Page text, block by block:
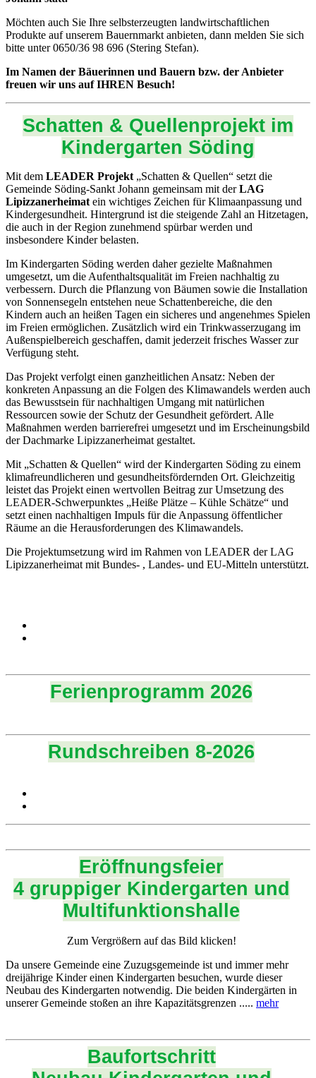
Möchten auch Sie Ihre selbsterzeugten landwirtschaftlichen
Produkte auf unserem Bauernmarkt anbieten, dann melden Sie sich
bitte unter 0650/36 98 696 (Stering Stefan).
Im Namen der Bäuerinnen und Bauern bzw. der Anbieter
freuen wir uns auf IHREN Besuch!
Schatten & Quellenprojekt im
Kindergarten Söding
Mit dem LEADER Projekt „Schatten & Quellen“ setzt die
Gemeinde Söding-Sankt Johann gemeinsam mit derLAG
Lipizzanerheimat ein wichtiges Zeichen für Klimaanpassung und
Kindergesundheit. Hintergrund ist die steigende Zahl an Hitzetagen,
die auch in der Region zunehmend spürbar werden und
insbesondere Kinder belasten.
Im Kindergarten Söding werden daher gezielte Maßnahmen
umgesetzt, um die Aufenthaltsqualität im Freien nachhaltig zu
verbessern. Durch die Pflanzung von Bäumen sowie die Installation
von Sonnensegeln entstehen neue Schattenbereiche, die den
Kindern auch an heißen Tagen ein sicheres und angenehmes Spielen
im Freien ermöglichen. Zusätzlich wird ein Trinkwasserzugang im
Außenspielbereich geschaffen, damit jederzeit frisches Wasser zur
Verfügung steht.
Das Projekt verfolgt einen ganzheitlichen Ansatz: Neben der
konkreten Anpassung an die Folgen des Klimawandels werden auch
das Bewusstsein für nachhaltigen Umgang mit natürlichen
Ressourcen sowie der Schutz der Gesundheit gefördert. Alle
Maßnahmen werden barrierefrei umgesetzt und im Erscheinungsbild
der Dachmarke Lipizzanerheimat gestaltet.
Mit „Schatten & Quellen“ wird der Kindergarten Söding zu einem
klimafreundlicheren und gesundheitsfördernden Ort. Gleichzeitig
leistet das Projekt einen wertvollen Beitrag zur Umsetzung des
LEADER-Schwerpunktes „Heiße Plätze – Kühle Schätze“ und
setzt einen nachhaltigen Impuls für die Anpassung öffentlicher
Räume an die Herausforderungen des Klimawandels.
Die Projektumsetzung wird im Rahmen von LEADER der LAG
Lipizzanerheimat mit Bundes- , Landes- und EU-Mitteln unterstützt.
Ferienprogramm 2026
Rundschreiben 8-2026
Eröffnungsfeier
4 gruppiger Kindergarten und
Multifunktionshalle
Zum Vergrößern auf das Bild klicken!
Da unsere Gemeinde eine Zuzugsgemeinde ist und immer mehr
dreijährige Kinder einen Kindergarten besuchen, wurde dieser
Neubau des Kindergarten notwendig. Die beiden Kindergärten in
unserer Gemeinde stoßen an ihre Kapazitätsgrenzen ..... mehr
Baufortschritt